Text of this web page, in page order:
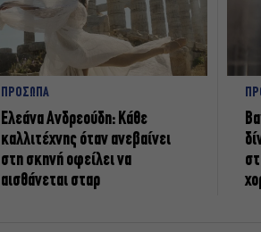
ΠΡΟΣΩΠΑ
Ελεάνα Ανδρεούδη: Κάθε
καλλιτέχνης όταν ανεβαίνει
στη σκηνή οφείλει να
αισθάνεται σταρ